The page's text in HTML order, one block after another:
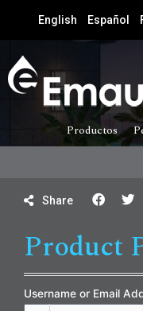
English Español
Productos
Share
Product
Username or Email